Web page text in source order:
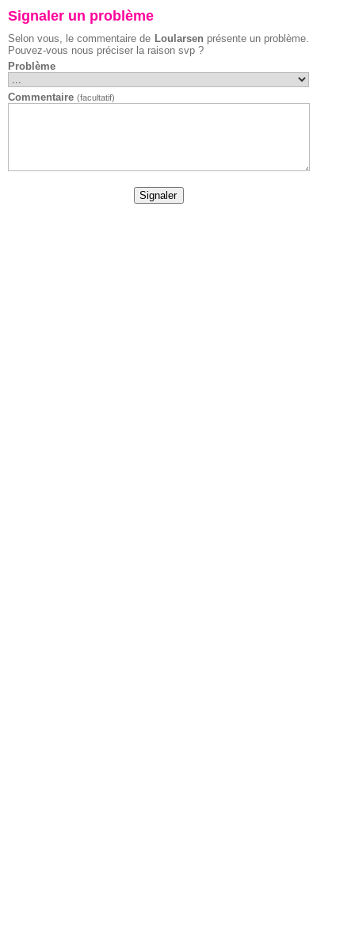
Signaler un problème
Selon vous, le commentaire de Loularsen présente un problème.
Pouvez-vous nous préciser la raison svp ?
Problème
Commentaire (facultatif)